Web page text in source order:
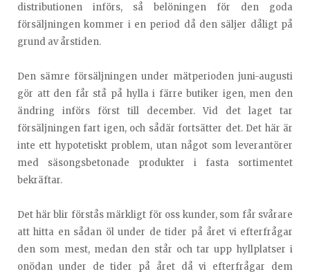
distributionen införs, så belöningen för den goda
försäljningen kommer i en period då den säljer dåligt på
grund av årstiden.
Den sämre försäljningen under mätperioden juni-augusti
gör att den får stå på hylla i färre butiker igen, men den
ändring införs först till december. Vid det laget tar
försäljningen fart igen, och sådär fortsätter det. Det här är
inte ett hypotetiskt problem, utan något som leverantörer
med säsongsbetonade produkter i fasta sortimentet
bekräftar.
Det här blir förstås märkligt för oss kunder, som får svårare
att hitta en sådan öl under de tider på året vi efterfrågar
den som mest, medan den står och tar upp hyllplatser i
onödan under de tider på året då vi efterfrågar dem